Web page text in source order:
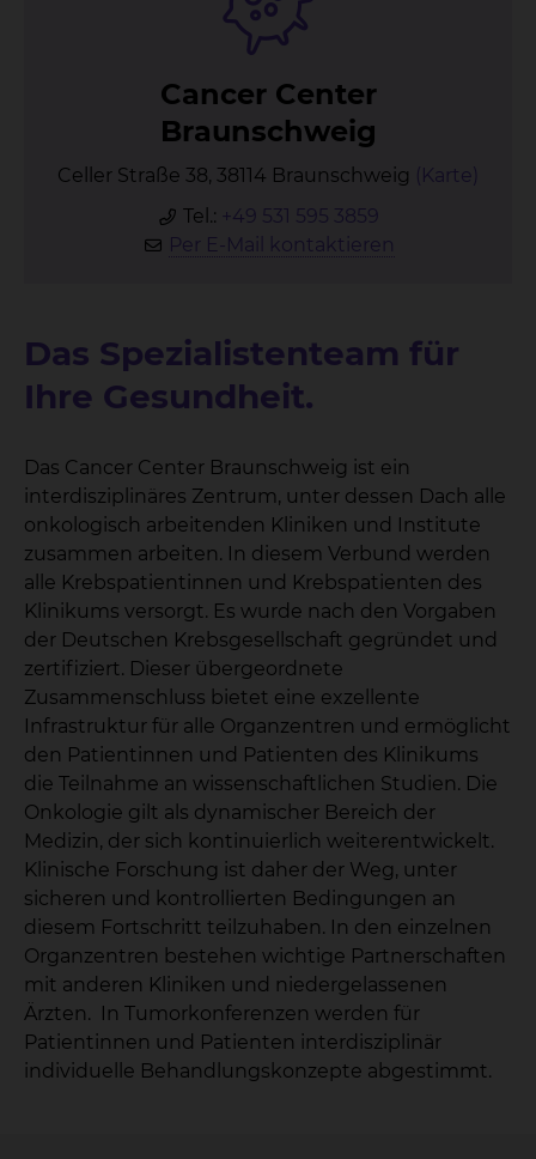
Can­cer Cen­ter
Braun­schweig
Celler Straße 38, 38114 Braunschweig (Karte)
Tel.: +49 531 595 3859
Per E-Mail kontaktieren
Das Spezialistenteam für
Ihre Gesundheit.
Das Cancer Center Braunschweig ist ein
interdisziplinäres Zentrum, unter dessen Dach alle
onkologisch arbeitenden Kliniken und Institute
zusammen arbeiten. In diesem Verbund werden
alle Krebspatientinnen und Krebspatienten des
Klinikums versorgt. Es wurde nach den Vorgaben
der Deutschen Krebsgesellschaft gegründet und
zertifiziert. Dieser übergeordnete
Zusammenschluss bietet eine exzellente
Infrastruktur für alle Organzentren und ermöglicht
den Patientinnen und Patienten des Klinikums
die Teilnahme an wissenschaftlichen Studien. Die
Onkologie gilt als dynamischer Bereich der
Medizin, der sich kontinuierlich weiterentwickelt.
Klinische Forschung ist daher der Weg, unter
sicheren und kontrollierten Bedingungen an
diesem Fortschritt teilzuhaben. In den einzelnen
Organzentren bestehen wichtige Partnerschaften
mit anderen Kliniken und niedergelassenen
Ärzten. In Tumorkonferenzen werden für
Patientinnen und Patienten interdisziplinär
individuelle Behandlungskonzepte abgestimmt.